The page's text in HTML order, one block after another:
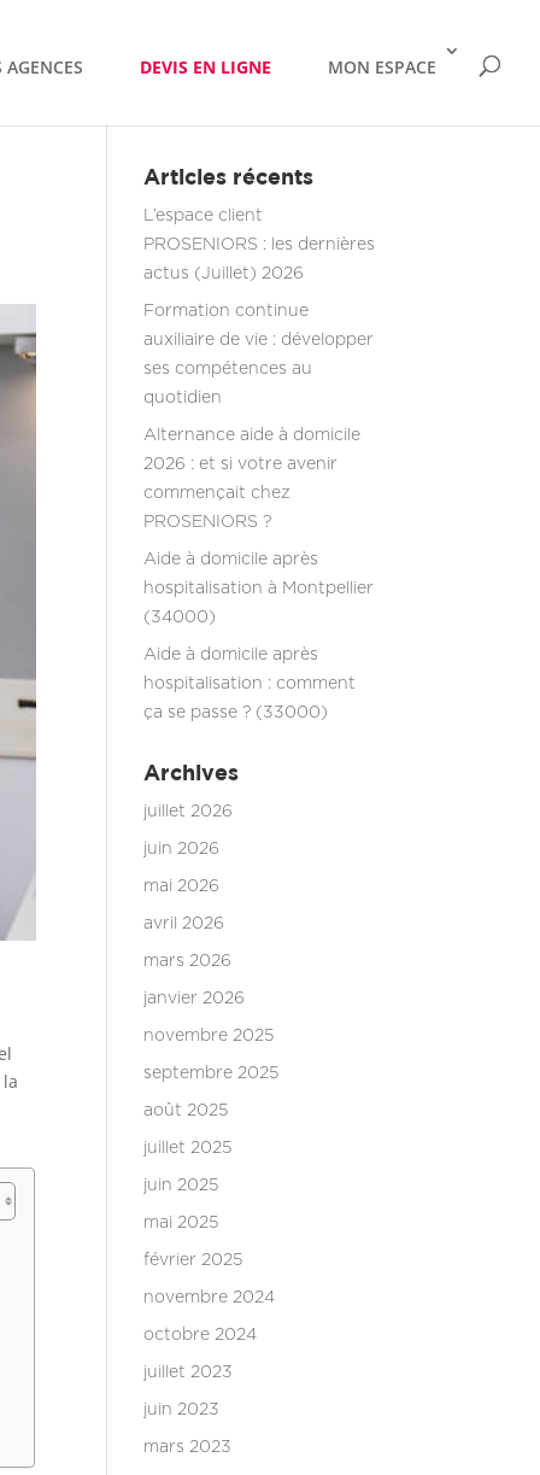
AGENCES DEVIS EN LIGNE MON ESPACE
Articles récents
L’espace client
PROSENIORS : les dernières
actus (Juillet) 2026
Formation continue
auxiliaire de vie : développer
ses compétences au
quotidien
Alternance aide à domicile
2026 : et si votre avenir
commençait chez
PROSENIORS ?
Aide à domicile après
hospitalisation à Montpellier
(34000)
Aide à domicile après
hospitalisation : comment
ça se passe ? (33000)
Archives
juillet 2026
juin 2026
mai 2026
avril 2026
mars 2026
janvier 2026
novembre 2025
septembre 2025
août 2025
juillet 2025
juin 2025
mai 2025
février 2025
novembre 2024
octobre 2024
juillet 2023
juin 2023
mars 2023